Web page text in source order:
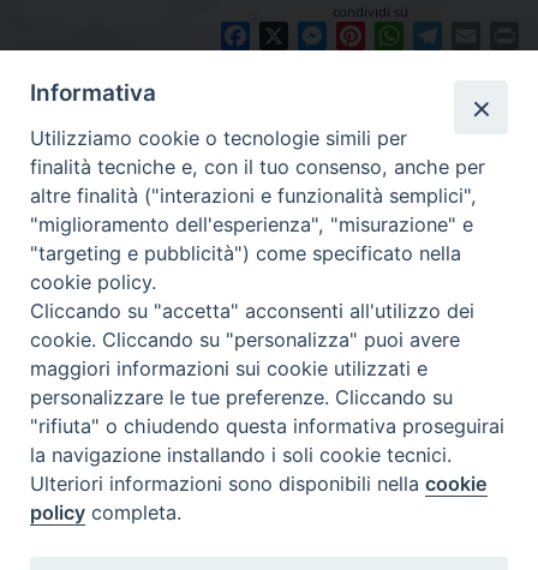
condividi su
Facebook Messenger
PinterestWhatsApp
Diocesi
di Como
Diocesi di Como | piazza Grimoldi, 5
Riproduzione solo con permesso.
Informativa
Utilizziamo cookie o tecnologie simili per
finalità tecniche e, con il tuo consenso, anche per
altre finalità ("interazioni e funzionalità semplici",
"miglioramento dell'esperienza", "misurazione" e
"targeting e pubblicità") come specificato nella
cookie policy.
Cliccando su "accetta" acconsenti all'utilizzo dei
cookie. Cliccando su "personalizza" puoi avere
maggiori informazioni sui cookie utilizzati e
personalizzare le tue preferenze. Cliccando su
"rifiuta" o chiudendo questa informativa proseguirai
la navigazione installando i soli cookie tecnici.
Ulteriori informazioni sono disponibili nellacookie
policy completa.